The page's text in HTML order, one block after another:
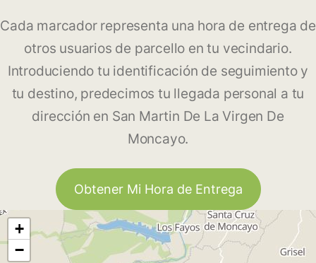
Cada marcador representa una hora de entrega de
otros usuarios de parcello en tu vecindario.
Introduciendo tu identificación de seguimiento y
tu destino, predecimos tu llegada personal a tu
dirección en San Martin De La Virgen De
Moncayo.
Obtener Mi Hora de Entrega
+
−